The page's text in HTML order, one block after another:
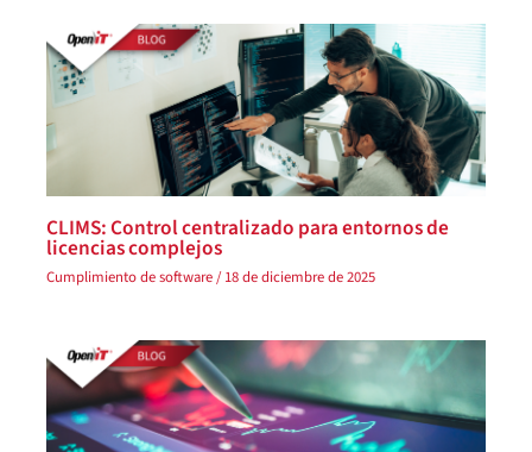
CLIMS: Control centralizado para entornos de
licencias complejos
Cumplimiento de software/18 de diciembre de 2025